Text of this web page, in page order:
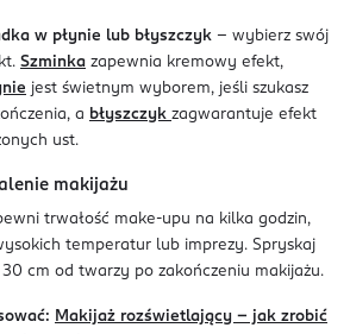
w płynie lub błyszczyk - wybierz swój
Szminka zapewnia kremowy efekt,
jest świetnym wyborem, jeśli szukasz
a błyszczyk zagwarantuje efekt
ust.
makijażu
trwałość make-upu na kilka godzin,
temperatur lub imprezy. Spryskaj
cm od twarzy po zakończeniu makijażu.
Makijaż rozświetlający - jak zrobić